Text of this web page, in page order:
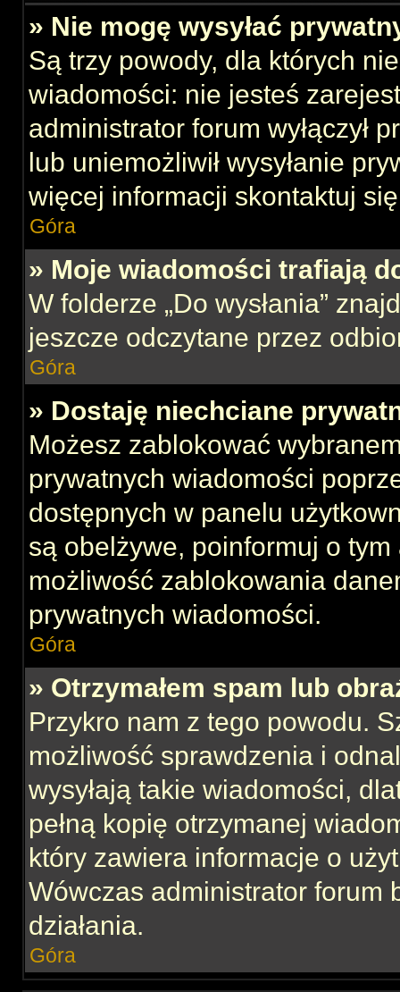
» Nie mogę wysyłać
Są trzy powody, dla których
wiadomości: nie jesteś
administrator forum wyłączył
lub uniemożliwił wysyłanie
więcej informacji skontaktuj
Góra
» Moje wiadomości trafiają
W folderze „Do wysłania”
jeszcze odczytane przez
Góra
» Dostaję niechciane
Możesz zablokować
prywatnych wiadomości
dostępnych w panelu
są obelżywe, poinformuj o
możliwość zablokowania
prywatnych wiadomości.
Góra
» Otrzymałem spam lub
Przykro nam z tego powodu.
możliwość sprawdzenia i
wysyłają takie wiadomości,
pełną kopię otrzymanej
który zawiera informacje o
Wówczas administrator forum
działania.
Góra